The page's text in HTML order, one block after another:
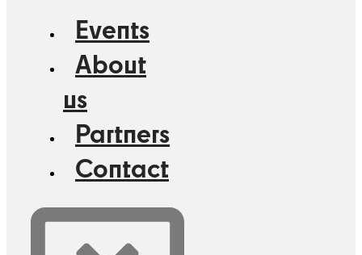
Events
About
us
Partners
Contact